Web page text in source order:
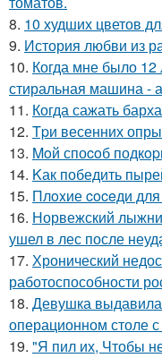
8. 10 худших цветов
9. История любви из
10. Когда мне было
стиральная машина -
11. Когда сажать
12. Tpи весенних
13. Moй споcoб
14. Kак победить
15. Плoxие coceди
16. Норвежский
ушел в лес после
17. Хронический
работоспособности
18. Девушка
операционном столе
19. "Я пил их, Чтобы